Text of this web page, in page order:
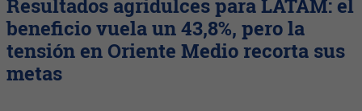
Resultados agridulces para LATAM: el
beneficio vuela un 43,8%, pero la
tensión en Oriente Medio recorta sus
metas